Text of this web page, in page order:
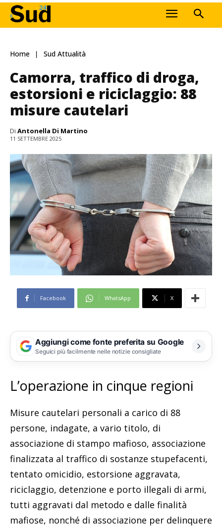
Home Sud Attualità
Camorra, traffico di droga,
estorsioni e riciclaggio: 88
misure cautelari
Di Antonella Di Martino
11 SETTEMBRE 2025
Facebook WhatsApp X
Aggiungi come fonte preferita su Google
Seguici più facilmente nelle notizie consigliate
L’operazione in cinque regioni
Misure cautelari personali a carico di 88
persone, indagate, a vario titolo, di
associazione di stampo mafioso, associazione
finalizzata al traffico di sostanze stupefacenti,
tentato omicidio, estorsione aggravata,
riciclaggio, detenzione e porto illegali di armi,
tutti aggravati dal metodo e dalle finalità
mafiose, nonché di associazione per delinquere